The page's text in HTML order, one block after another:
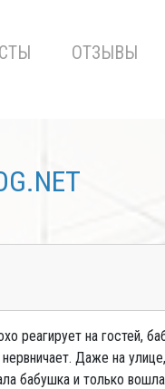
ОТЗЫВЫ
реагирует на гостей,
Даже на
бабушка и только